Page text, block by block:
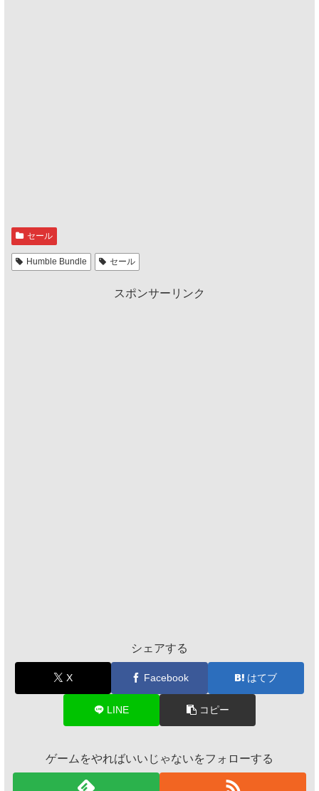
セール
Humble Bundle セール
スポンサーリンク
シェアする
X Facebook はてブ
LINE コピー
ゲームをやればいいじゃないをフォローする